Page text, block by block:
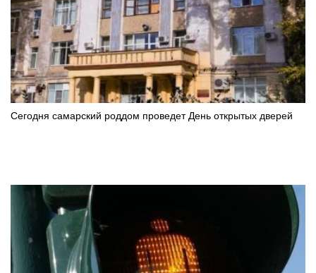
Сегодня самарский роддом проведет День открытых дверей